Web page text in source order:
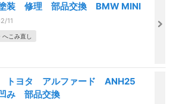
装 修理 部品交換 BMW MINI
11
へこみ直し
トヨタ アルファード ANH25
み 部品交換